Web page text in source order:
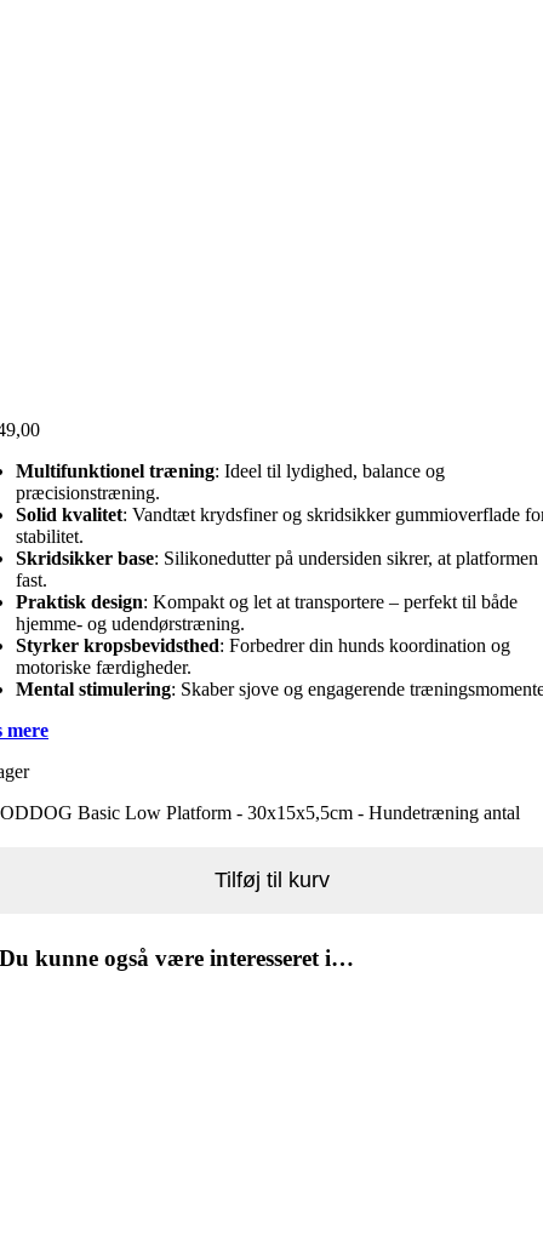
Multifunktionel træning: Ideel til lydighed, balance og
præcisionstræning.
Solid kvalitet: Vandtæt krydsfiner og skridsikker gummioverflade
stabilitet.
Skridsikker base: Silikonedutter på undersiden sikrer, at platformen
fast.
Praktisk design: Kompakt og let at transportere – perfekt til både
hjemme- og udendørstræning.
Styrker kropsbevidsthed: Forbedrer din hunds koordination og
motoriske færdigheder.
Mental stimulering: Skaber sjove og engagerende
mere
Basic Low Platform - 30x15x5,5cm - Hundetræning antal
Tilføj til kurv
Du kunne også være interesseret i…